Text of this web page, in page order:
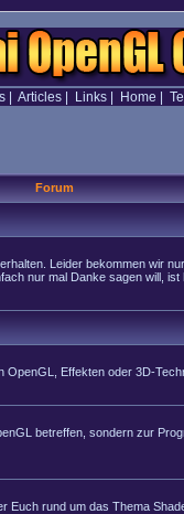
| Articles| Links| Home
Forum
Leider bekommen wir
nur mal Danke sagen will, ist
Effekten oder 3D-
betreffen, sondern zur
Euch rund um das Thema